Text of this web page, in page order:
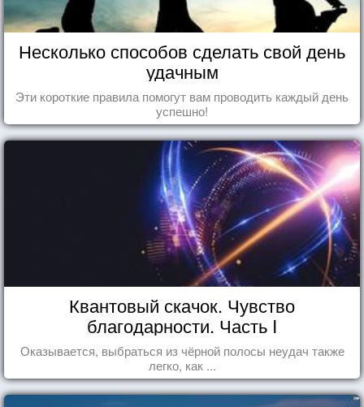
Несколько способов сделать свой день
удачным
Эти короткие правила помогут вам проводить каждый день
успешно!
Квантовый скачок. Чувство
благодарности. Часть I
Оказывается, выбраться из чёрной полосы неудач также
легко, как ...